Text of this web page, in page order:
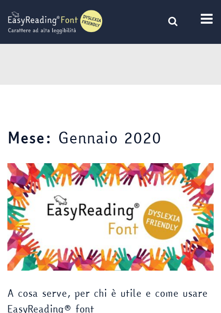
contenuto
Mese: Gennaio 2020
A cosa serve, per chi è utile e come usare
EasyReading® font